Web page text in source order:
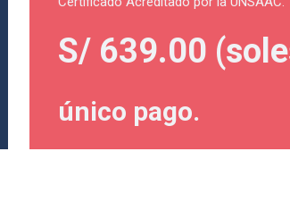
S/ 639.00
único pago.